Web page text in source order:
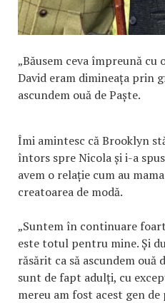
„Băusem ceva împreună cu
David eram dimineața prin
ascundem ouă de Paște.
Îmi amintesc că Brooklyn
întors spre Nicola și i-a
avem o relație cum au
creatoarea de modă.
„Suntem în continuare
este totul pentru mine. Și
răsărit ca să ascundem ouă
sunt de fapt adulți, cu
mereu am fost acest gen